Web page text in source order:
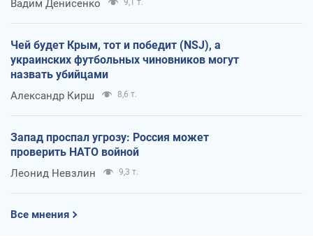
Вадим Денисенко
Чей будет Крым, тот и победит (NSJ), а
украинских футбольных чиновников могут
назвать убийцами
Александр Кирш 8,6 т.
Запад проспал угрозу: Россия может
проверить НАТО войной
Леонид Невзлин 9,3 т.
Все мнения